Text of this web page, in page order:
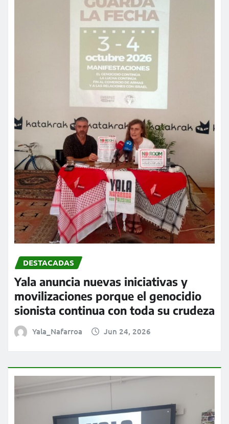
DESTACADAS
Yala anuncia nuevas iniciativas y
movilizaciones porque el genocidio
sionista continua con toda su crudeza
Yala_Nafarroa Jun 24, 2026